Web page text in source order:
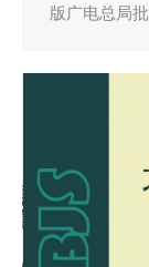
版广电总局